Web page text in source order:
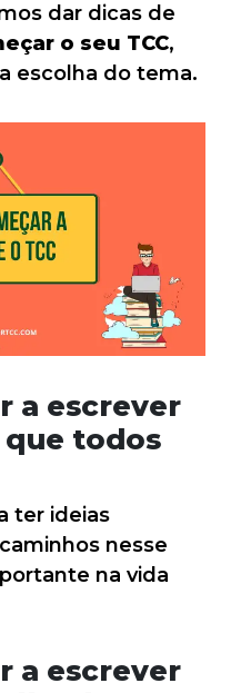
dar dicas de
o seu TCC,
escolha do tema.
a escrever
que todos
ter ideias
nesse
na vida
a escrever